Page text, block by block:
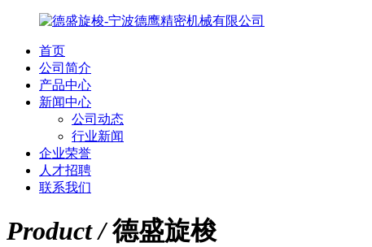
首页
公司简介
产品中心
新闻中心
公司动态
行业新闻
企业荣誉
人才招聘
联系我们
Product /德盛旋梭